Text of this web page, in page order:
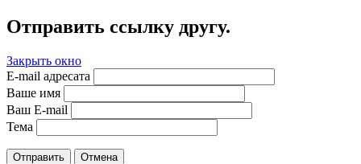
Отправить ссылку другу.
Закрыть окно
E-mail адресата
Ваше имя
Ваш E-mail
Тема
Отправить Отмена